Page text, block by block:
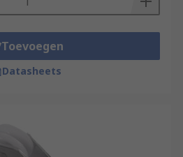
Toevoegen
Datasheets